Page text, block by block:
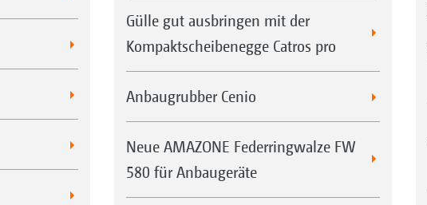
Gülle gut ausbringen mit der
Kompaktscheibenegge Catros pro
Anbaugrubber Cenio
Neue AMAZONE Federringwalze FW
580 für Anbaugeräte